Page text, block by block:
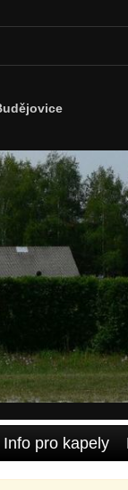
Info pro kapely